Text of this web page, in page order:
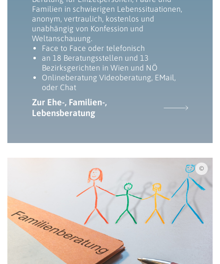
Familien in schwierigen Lebenssituationen,
anonym, vertraulich, kostenlos und
unabhängig von Konfession und
Weltanschauung.
Face to Face oder telefonisch
an 18 Beratungsstellen und 13
Bezirksgerichten in Wien und NÖ
Onlineberatung Videoberatung, EMail,
oder Chat
Zur Ehe-, Familien-,
Lebensberatung